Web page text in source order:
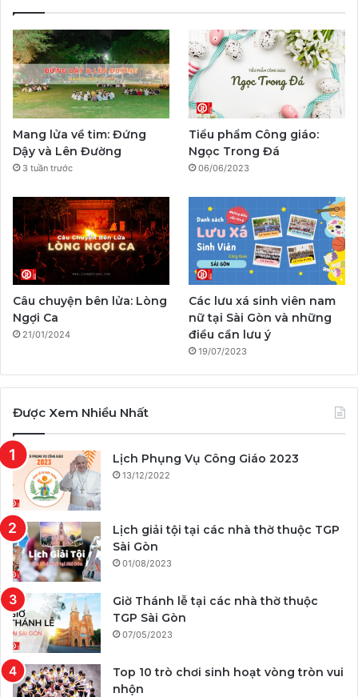
b
o
o
k
u
b
e
a
g
r
a
a
g
r
a
m
o
k
Mang lửa về tim: Đứng
Dậy và Lên Đường
3 tuần trước
Tiểu phẩm Công giáo:
Ngọc Trong Đá
06/06/2023
Câu chuyện bên lửa: Lòng
Ngợi Ca
21/01/2024
Các lưu xá sinh viên nam
nữ tại Sài Gòn và những
điều cần lưu ý
19/07/2023
Được Xem Nhiều Nhất
Lịch Phụng Vụ Công Giáo 2023
13/12/2022
Lịch giải tội tại các nhà thờ thuộc TGP
Sài Gòn
01/08/2023
Giờ Thánh lễ tại các nhà thờ thuộc
TGP Sài Gòn
07/05/2023
Top 10 trò chơi sinh hoạt vòng tròn vui
nhộn